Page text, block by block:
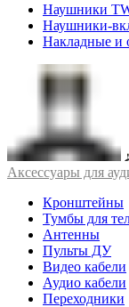
Наушники
Наушники-
Накладные и
Аксессуары для
Кронштейны
Тумбы для
Антенны
Пульты ДУ
Видео кабели
Аудио кабели
Переходники